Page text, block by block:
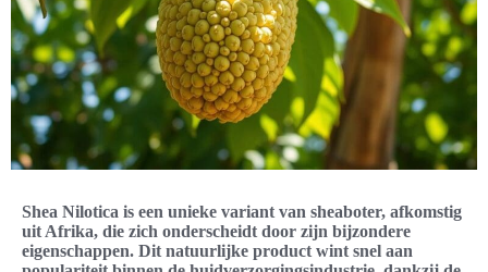
Shea Nilotica is een unieke variant van sheaboter, afkomstig
uit Afrika, die zich onderscheidt door zijn bijzondere
eigenschappen. Dit natuurlijke product wint snel aan